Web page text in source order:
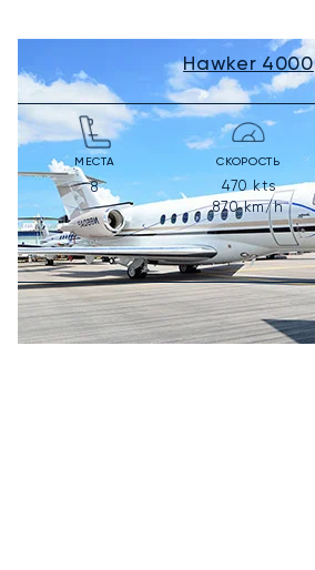
Hawker 4000
МЕСТА
8
СКОРОСТЬ
470 kts
870km/h